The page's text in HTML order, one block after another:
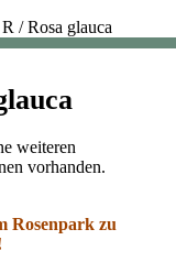
R /Rosa glauca
weiteren
vorhanden.
Rosenpark zu